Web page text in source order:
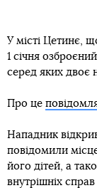
У місті Цетинє,
1 січня
серед яких двоє
Про це
Нападник
повідомили
його дітей, а
внутрішніх